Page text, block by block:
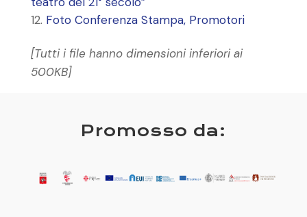
Foto Conferenza Stampa, Promotori
[Tutti i file hanno dimensioni inferiori ai
500KB]
Promosso da: